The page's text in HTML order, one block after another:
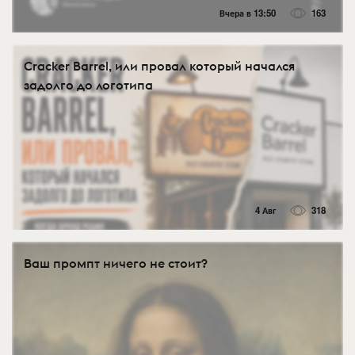
Вчера в 13:50 163
Cracker Barrel, или провал который начался
задолго до логотипа
4 Авг 318
Ваш промпт ничего не стоит?